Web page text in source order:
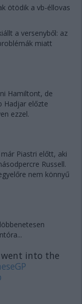
ötödik a vb-éllovas
a versenyből: az
miatt
Hamiltont, de
Hadjar előzte
ezzel.
Piastri előtt, aki
Russell.
nem könnyű
went into the